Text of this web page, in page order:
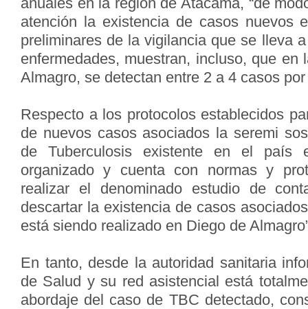
atención la existencia de casos nuevos
preliminares de la vigilancia que se lleva
enfermedades, muestran, incluso, que en
Almagro, se detectan entre 2 a 4 casos por
Respecto a los protocolos establecidos
de nuevos casos asociados la seremi
de Tuberculosis existente en el
organizado y cuenta con normas y
realizar el denominado estudio de
descartar la existencia de casos
está siendo realizado en Diego de
En tanto, desde la autoridad sanitaria
de Salud y su red asistencial está
abordaje del caso de TBC detectado,